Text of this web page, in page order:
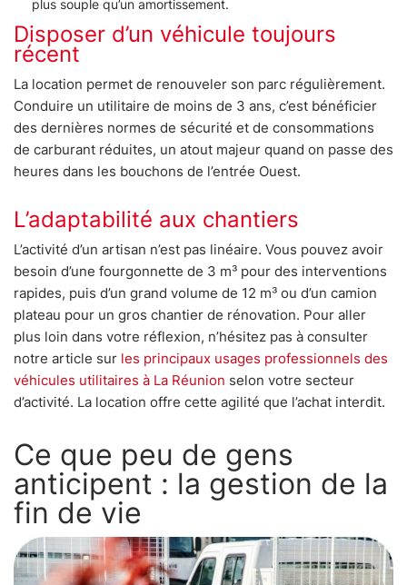
plus souple qu’un amortissement.
Disposer d’un véhicule toujours
récent
La location permet de renouveler son parc régulièrement.
Conduire un utilitaire de moins de 3 ans, c’est bénéficier
des dernières normes de sécurité et de consommations
de carburant réduites, un atout majeur quand on passe des
heures dans les bouchons de l’entrée Ouest.
L’adaptabilité aux chantiers
L’activité d’un artisan n’est pas linéaire. Vous pouvez avoir
besoin d’une fourgonnette de 3 m³ pour des interventions
rapides, puis d’un grand volume de 12 m³ ou d’un camion
plateau pour un gros chantier de rénovation. Pour aller
plus loin dans votre réflexion, n’hésitez pas à consulter
notre article sur les principaux usages professionnels des
véhicules utilitaires à La Réunion selon votre secteur
d’activité. La location offre cette agilité que l’achat interdit.
Ce que peu de gens
anticipent : la gestion de la
fin de vie